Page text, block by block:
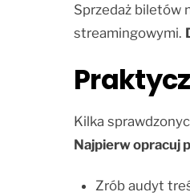
Sprzedaż biletów
streamingowymi.
Kilka
Najpierw opracuj
Zrób audyt